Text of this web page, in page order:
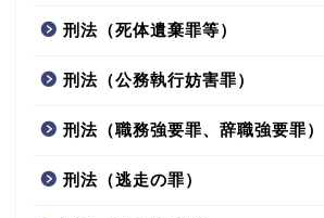
刑法（死体遺棄罪等）
刑法（公務執行妨害罪）
刑法（職務強要罪、辞職強要罪）
刑法（逃走の罪）